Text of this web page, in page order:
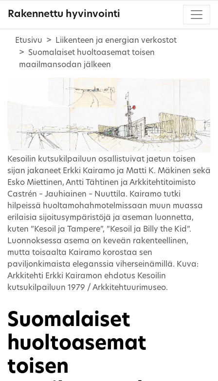
Rakennettu hyvinvointi
Etusivu
Liikenteen ja energian verkostot
Suomalaiset huoltoasemat toisen
maailmansodan jälkeen
Kesoilin kutsukilpailuun osallistuivat jaetun toisen
sijan jakaneet Erkki Kairamo ja Matti K. Mäkinen sekä
Esko Miettinen, Antti Tähtinen ja Arkkitehtitoimisto
Castrén – Jauhiainen – Nuuttila. Kairamo tutki
hilpeissä huoltamohahmotelmissaan muun muassa
erilaisia sijoitusympäristöjä ja aseman luonnetta,
kuten ”Kesoil ja Tampere”, ”Kesoil ja Billy the Kid”.
Luonnoksessa asema on keveän rakenteellinen,
mutta toisaalta Kairamo korostaa sen
paviljonkimaista eleganssia viherseinämillä. Kuva:
Arkkitehti Erkki Kairamon ehdotus Kesoilin
kutsukilpailuun 1979 / Arkkitehtuurimuseo.
Suomalaiset
huoltoasemat
toisen